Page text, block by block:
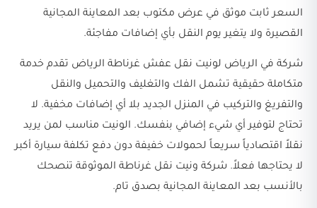
السعر ثابت موثق في عرض مكتوب بعد المعاينة المجانية
القصيرة ولا يتغير يوم النقل بأي إضافات مفاجئة.
شركة في الرياض لونيت نقل عفش غرناطة الرياض تقدم خدمة
متكاملة حقيقية تشمل الفك والتغليف والتحميل والنقل
والتفريغ والتركيب في المنزل الجديد بلا أي إضافات مخفية. لا
تحتاج لتوفير أي شيء إضافي بنفسك. الونيت مناسب لمن يريد
نقلاً اقتصادياً سريعاً لحمولات خفيفة دون دفع تكلفة سيارة أكبر
لا يحتاجها فعلاً. شركة ونيت نقل غرناطة الموثوقة تنصحك
بالأنسب بعد المعاينة المجانية بصدق تام.